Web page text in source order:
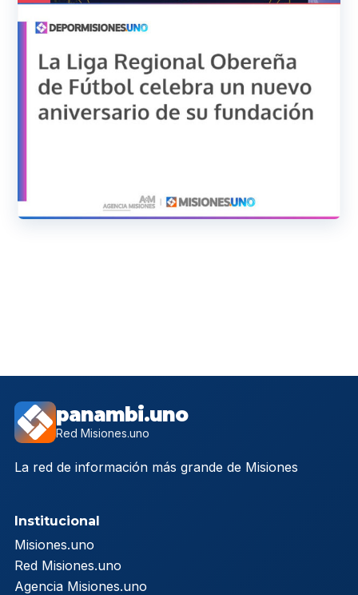
panambi.uno
Red Misiones.uno
La red de información más grande de Misiones
Institucional
Misiones.uno
Red Misiones.uno
Agencia Misiones.uno